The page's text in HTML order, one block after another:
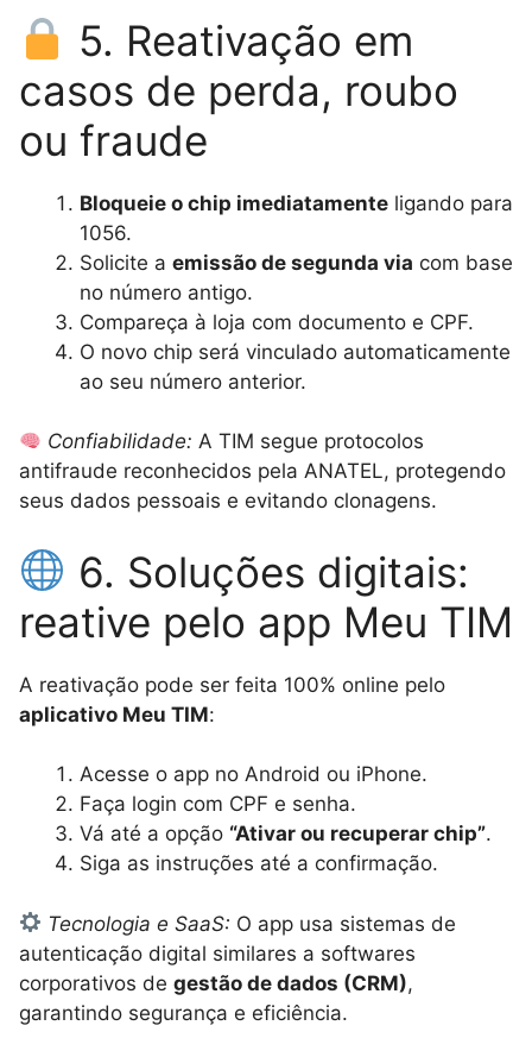
5. Reativação em
casos de perda, roubo
ou fraude
Bloqueie o chip imediatamente ligando para
1056.
Solicite a emissão de segunda via com base
no número antigo.
Compareça à loja com documento e CPF.
O novo chip será vinculado automaticamente
ao seu número anterior.
Confiabilidade: A TIM segue protocolos
antifraude reconhecidos pela ANATEL, protegendo
seus dados pessoais e evitando clonagens.
6. Soluções digitais:
reative pelo app Meu TIM
A reativação pode ser feita 100% online pelo
aplicativo Meu TIM:
Acesse o app no Android ou iPhone.
Faça login com CPF e senha.
Vá até a opção “Ativar ou recuperar chip”.
Siga as instruções até a confirmação.
Tecnologia e SaaS: O app usa sistemas de
autenticação digital similares a softwares
corporativos de gestão de dados (CRM),
garantindo segurança e eficiência.